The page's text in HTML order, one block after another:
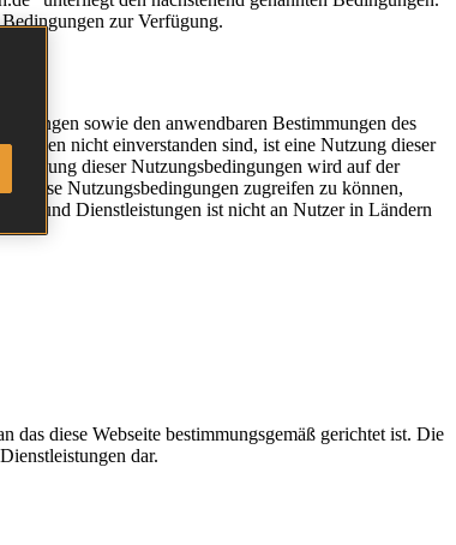
zur Verfügung.
sowie den anwendbaren Bestimmungen des
nicht einverstanden sind, ist eine Nutzung dieser
dieser Nutzungsbedingungen wird auf der
diese Nutzungsbedingungen zugreifen zu können,
und Dienstleistungen ist nicht an Nutzer in Ländern
das diese Webseite bestimmungsgemäß gerichtet ist. Die
dar.